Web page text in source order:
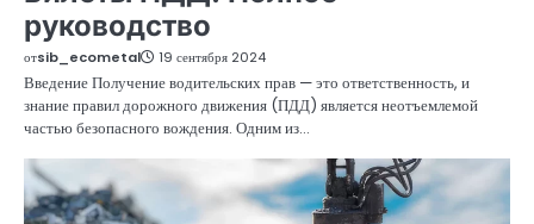
руководство
отsib_ecometal 19 сентября 2024
Введение Получение водительских прав — это ответственность, и
знание правил дорожного движения (ПДД) является неотъемлемой
частью безопасного вождения. Одним из…